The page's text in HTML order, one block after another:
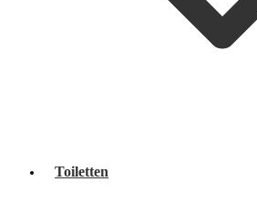
Toiletten